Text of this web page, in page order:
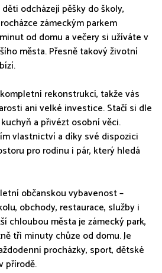
odcházejí pěšky do školy,
zámeckým parkem
od domu a večery si užíváte v
města. Přesně takový životní
rekonstrukcí, takže vás
ani velké investice. Stačí si dle
a přivézt osobní věci.
vlastnictví a díky své dispozici
pro rodinu i pár, který hledá
občanskou vybavenost –
obchody, restaurace, služby i
chloubou města je zámecký park,
tři minuty chůze od domu. Je
procházky, sport, dětské
přírodě.